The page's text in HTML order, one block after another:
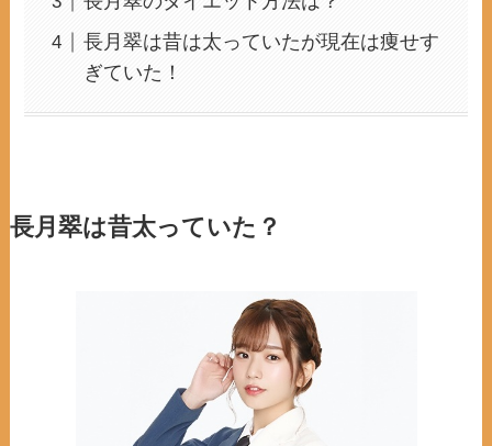
長月翠は昔は太っていたが現在は痩せす
ぎていた！
長月翠は昔太っていた？